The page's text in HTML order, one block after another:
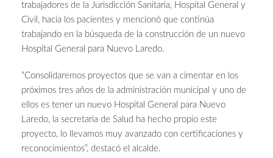
trabajadores de la Jurisdicción Sanitaria, Hospital General y
Civil, hacia los pacientes y mencionó que continúa
trabajando en la búsqueda de la construcción de un nuevo
Hospital General para Nuevo Laredo.
“Consolidaremos proyectos que se van a cimentar en los
próximos tres años de la administración municipal y uno de
ellos es tener un nuevo Hospital General para Nuevo
Laredo, la secretaria de Salud ha hecho propio este
proyecto, lo llevamos muy avanzado con certificaciones y
reconocimientos”, destacó el alcalde.